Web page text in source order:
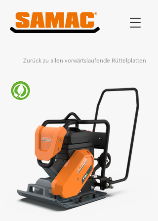
Zurück zu allen vorwärtslaufende Rüttelplatten